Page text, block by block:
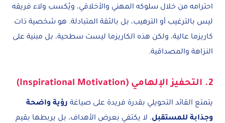
احترامه من خلال سلوكه المهني والأخلاقي، ويُكسب ولاء فريقه
ليس بالترغيب أو الترهيب، بل بالثقة المتبادلة. هو شخصية ذات
كاريزما عالية، ولكن هذه الكاريزما ليست سطحية، بل مبنية على
النزاهة والمصداقية.
2. التحفيز الإلهامي (Inspirational Motivation)
يتمتع القائد التحويلي بقدرة فريدة على صياغة رؤية واضحة
وجذابة للمستقبل. لا يكتفي بعرض الأهداف، بل يربطها بقيم